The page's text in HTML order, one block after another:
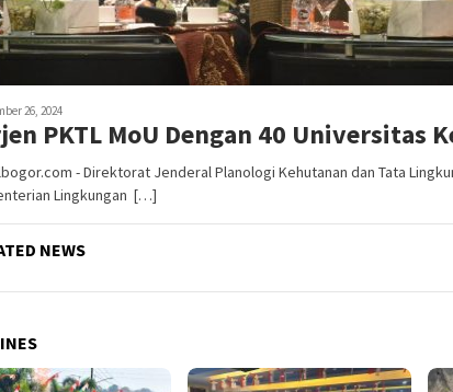
26, 2024
PKTL MoU Dengan 40 Universitas
- Direktorat Jenderal Planologi Kehutanan dan Tata
Lingkungan […]
NEWS